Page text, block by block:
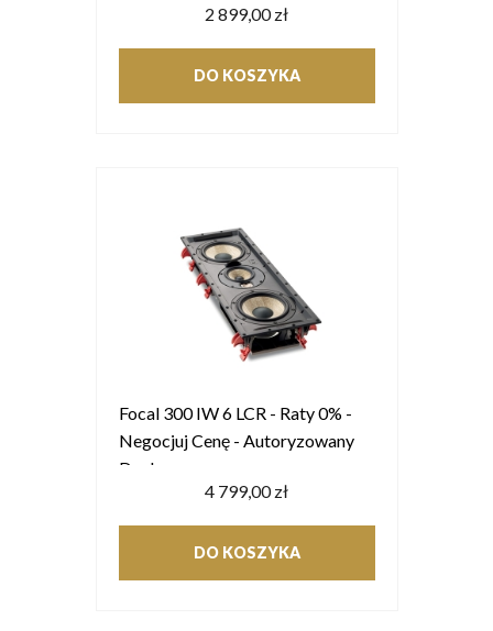
2 899,00 zł
DO KOSZYKA
Focal 300 IW 6 LCR - Raty 0% -
Negocjuj Cenę - Autoryzowany
Dealer
4 799,00 zł
DO KOSZYKA